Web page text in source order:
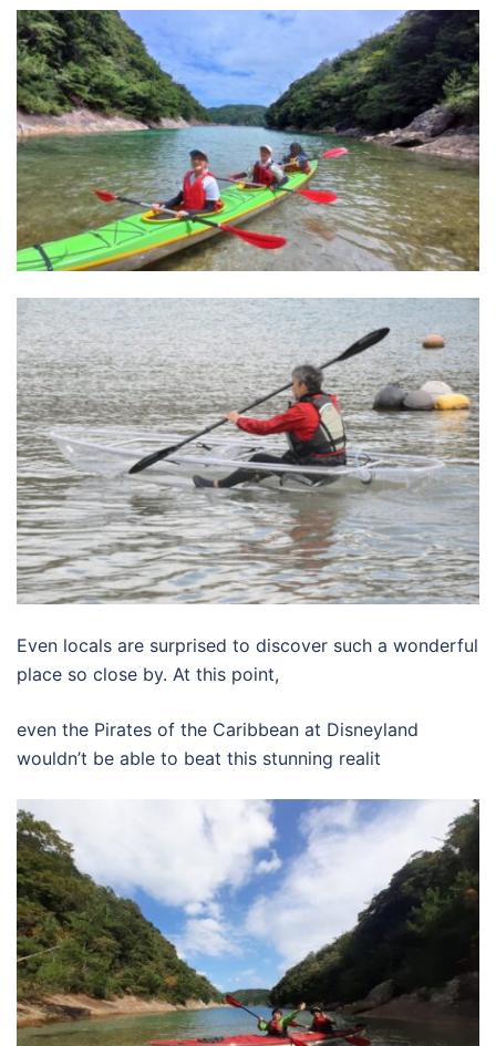
Even locals are surprised to discover such a wonderful
place so close by. At this point,
even the Pirates of the Caribbean at Disneyland
wouldn’t be able to beat this stunning realit